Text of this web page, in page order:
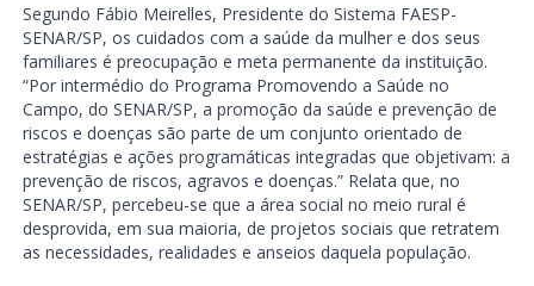
Segundo Fábio Meirelles, Presidente do Sistema FAESP-
SENAR/SP, os cuidados com a saúde da mulher e dos seus
familiares é preocupação e meta permanente da instituição.
“Por intermédio do Programa Promovendo a Saúde no
Campo, do SENAR/SP, a promoção da saúde e prevenção de
riscos e doenças são parte de um conjunto orientado de
estratégias e ações programáticas integradas que objetivam: a
prevenção de riscos, agravos e doenças.” Relata que, no
SENAR/SP, percebeu-se que a área social no meio rural é
desprovida, em sua maioria, de projetos sociais que retratem
as necessidades, realidades e anseios daquela população.